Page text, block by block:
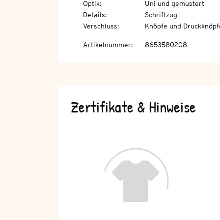
Optik:
Uni und gemustert
Details:
Schriftzug
Verschluss: Knöpfe und
Artikelnummer: 8653580208
Zertifikate & Hinweise